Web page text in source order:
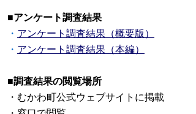
■アンケート調査結果
・ アンケート調査結果（概要版）
・ アンケート調査結果（本編）
■調査結果の閲覧場所
・むかわ町公式ウェブサイトに掲載